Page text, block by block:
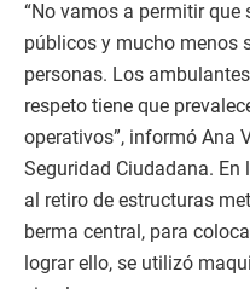
“No vamos a permitir que
públicos y mucho menos
personas. Los
respeto tiene que
operativos”, informó Ana
Seguridad Ciudadana.
al retiro de estructuras
berma central, para
lograr ello, se utilizó